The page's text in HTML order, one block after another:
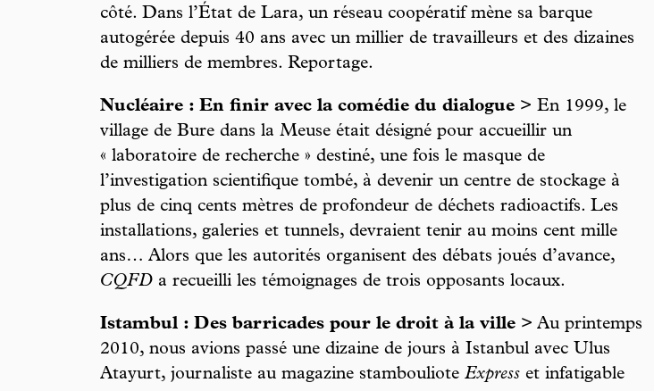
côté. Dans l’État de Lara, un réseau coopératif mène sa barque
autogérée depuis 40 ans avec un millier de travailleurs et des dizaines
de milliers de membres. Reportage.
Nucléaire : En finir avec la comédie du dialogue > En 1999, le
village de Bure dans la Meuse était désigné pour accueillir un
« laboratoire de recherche » destiné, une fois le masque de
l’investigation scientifique tombé, à devenir un centre de stockage à
plus de cinq cents mètres de profondeur de déchets radioactifs. Les
installations, galeries et tunnels, devraient tenir au moins cent mille
ans… Alors que les autorités organisent des débats joués d’avance,
CQFD a recueilli les témoignages de trois opposants locaux.
Istambul : Des barricades pour le droit à la ville > Au printemps
2010, nous avions passé une dizaine de jours à Istanbul avec Ulus
Atayurt, journaliste au magazine stambouliote Express et infatigable